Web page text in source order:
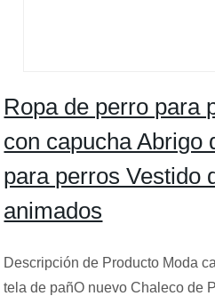
Ropa de perro para
con capucha Abrigo
para perros Vestido
animados
Descripción de Producto Moda
tela de pañO nuevo Chaleco de